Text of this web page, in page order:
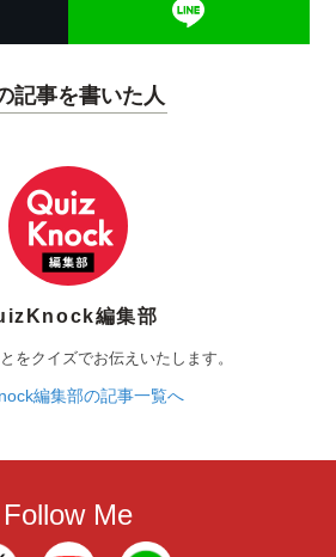
記事を書いた人
編集部
をクイズでお伝えいたします。
編集部の記事一覧へ
Follow Me